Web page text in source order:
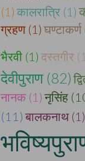
(1) कालरात्रि (1)
ग्रहण (1) घण्टाकर्ण
भैरवी (1) दस्तगीर
देवीपुराण (82)
नानक (1) नृसिंह
(11) बालकनाथ (1)